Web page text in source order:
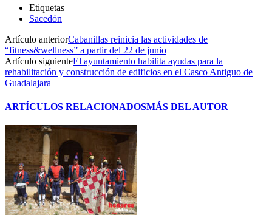
Etiquetas
Sacedón
Artículo anteriorCabanillas reinicia las actividades de
“fitness&wellness” a partir del 22 de junio
Artículo siguienteEl ayuntamiento habilita ayudas para la
rehabilitación y construcción de edificios en el Casco Antiguo de
Guadalajara
ARTÍCULOS RELACIONADOSMÁS DEL AUTOR